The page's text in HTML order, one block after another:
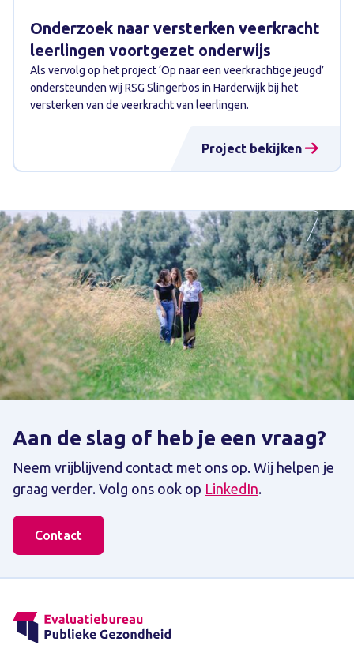
Onderzoek naar versterken veerkracht
leerlingen voortgezet onderwijs
Als vervolg op het project ‘Op naar een veerkrachtige jeugd’
ondersteunden wij RSG Slingerbos in Harderwijk bij het
versterken van de veerkracht van leerlingen.
Project bekijken
Aan de slag of heb je een vraag?
Neem vrijblijvend contact met ons op. Wij helpen je
graag verder. Volg ons ook op LinkedIn.
Contact